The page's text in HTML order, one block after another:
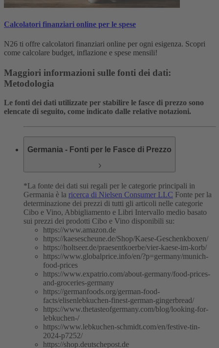
Calcolatori finanziari online per le spese
N26 ti offre calcolatori finanziari online per ogni esigenza. Scopri
come calcolare budget, inflazione e spese mensili!
Maggiori informazioni sulle fonti dei dati:
Metodologia
Le fonti dei dati utilizzate per stabilire le fasce di prezzo sono
elencate di seguito, come indicato dalle relative notazioni.
Germania - Fonti per le Fasce di Prezzo
*La fonte dei dati sui regali per le categorie principali in
Germania è la ricerca di Nielsen Consumer LLC Fonte per la
determinazione dei prezzi di tutti gli articoli nelle categorie
Cibo e Vino, Abbigliamento e Libri Intervallo medio basato
sui prezzi dei prodotti Cibo e Vino disponibili su:
https://www.amazon.de
https://kaesescheune.de/Shop/Kaese-Geschenkboxen/
https://holtseer.de/praesentkoerbe/vier-kaese-im-korb/
https://www.globalprice.info/en/?p=germany/munich-
food-prices
https://www.expatrio.com/about-germany/food-prices-
and-groceries-germany
https://germanfoods.org/german-food-
facts/elisenlebkuchen-finest-german-gingerbread/
https://www.thetasteofgermany.com/blog/looking-for-
lebkuchen-/
https://www.lebkuchen-schmidt.com/en/festive-tin-
2024-p7252/
https://shop.deutschepost.de